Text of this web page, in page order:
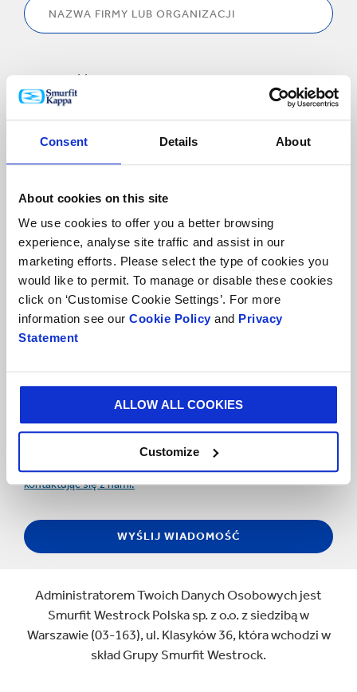
Consent Details About
About cookies on this site
We use cookies to offer you a better browsing
experience, analyse site traffic and assist in our
marketing efforts. Please select the type of cookies you
would like to permit. To manage or disable these cookies
click on ‘Customise Cookie Settings’. For more
information see our Cookie Policy and Privacy
Statement
ALLOW ALL COOKIES
Customize
WIADOMOŚĆ*
Załączniki
Maksymalna ilość plików: 5, maksymalna wielkość każdego
pliku: 5Mb.
akceptuję treść oświadczenia oochronie prywatności.
rezygnacji z subskrypcji w komunikacji e-mail. W każdej chwili
masz prawo zgłosić sprzeciw wobec przetwarzania swoich
danych osobowych w celach marketingu bezpośredniego,
kontaktując się z nami.
Administratorem Twoich Danych Osobowych jest
Smurfit Westrock Polska sp. z o.o. z siedzibą w
Warszawie (03-163), ul. Klasyków 36, która wchodzi w
skład Grupy Smurfit Westrock.